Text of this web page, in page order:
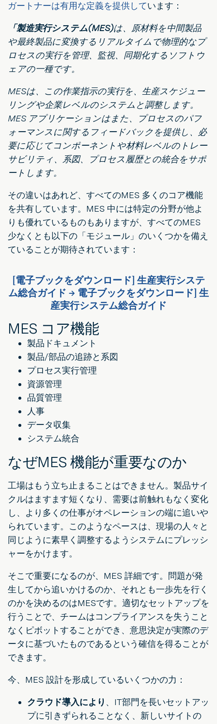
ガートナーは有用な定義を提供しています：
「製造実行システム(MES)は、原材料を中間製品
や最終製品に変換するリアルタイムで物理的なプ
ロセスの実行を管理、監視、同期化するソフトウ
ェアの一種です。
MESは、この作業指示の実行を、生産スケジュー
リングや企業レベルのシステムと調整します。
MES アプリケーションはまた、プロセスのパフ
ォーマンスに関するフィードバックを提供し、必
要に応じてコンポーネントや材料レベルのトレー
サビリティ、系図、プロセス履歴との統合をサポ
ートします。
その違いはあれど、すべてのMES 多くのコア機能
を共有しています。MES 中には特定の分野が他よ
りも優れているものもありますが、すべてのMES
少なくとも以下の「モジュール」のいくつかを備え
ていることが期待されています：
[電子ブックをダウンロード] 生産実行システ
ム総合ガイド → 電子ブックをダウンロード] 生
産実行システム総合ガイド
MES コア機能
製品ドキュメント
製品/部品の追跡と系図
プロセス実行管理
資源管理
品質管理
人事
データ収集
システム統合
なぜMES 機能が重要なのか
工場はもう立ち止まることはできません。製品サイ
クルはますます短くなり、需要は前触れもなく変化
し、より多くの仕事がオペレーションの端に追いや
られています。このようなペースは、現場の人々と
同じように素早く調整するようシステムにプレッシ
ャーをかけます。
そこで重要になるのが、MES 詳細です。問題が発
生してから追いかけるのか、それとも一歩先を行く
のかを決めるのはMESです。適切なセットアップを
行うことで、チームはコンプライアンスを失うこと
なくピボットすることができ、意思決定が実際のデ
ータに基づいたものであるという確信を得ることが
できます。
今、MES 設計を形成しているいくつかの力：
クラウド導入により 、IT部門を長いセットアッ
プに引きずられることなく、新しいサイトの